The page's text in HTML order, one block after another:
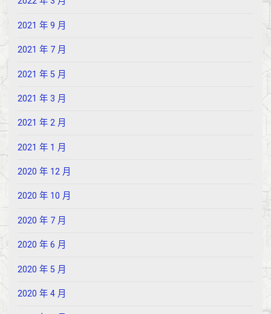
2021 年 9 月
2021 年 7 月
2021 年 5 月
2021 年 3 月
2021 年 2 月
2021 年 1 月
2020 年 12 月
2020 年 10 月
2020 年 7 月
2020 年 6 月
2020 年 5 月
2020 年 4 月